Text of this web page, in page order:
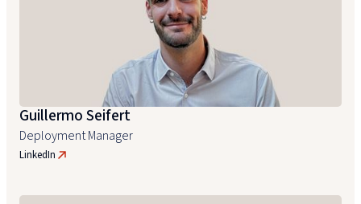
Guillermo Seifert
Deployment Manager
LinkedIn